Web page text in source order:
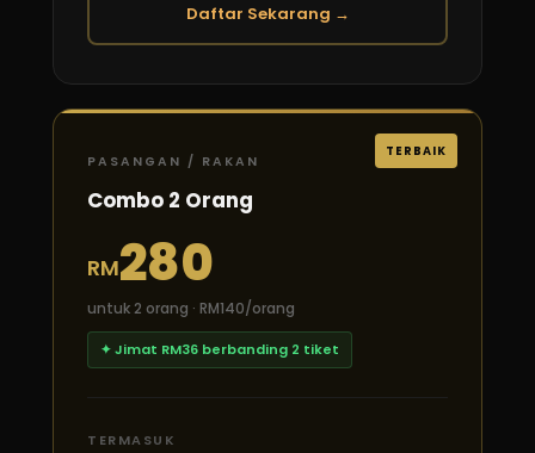
Daftar Sekarang →
TERBAIK
PASANGAN / RAKAN
Combo 2 Orang
RM280
untuk 2 orang · RM140/orang
✦ Jimat RM36 berbanding 2 tiket
TERMASUK